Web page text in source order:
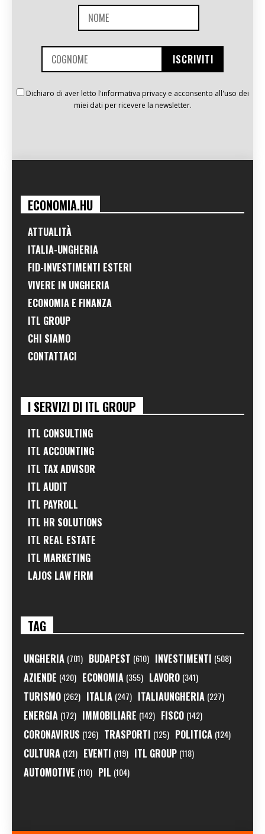
Dichiaro di aver letto l'informativa privacy e acconsento all'uso dei
miei dati per ricevere la newsletter.
ECONOMIA.HU
ATTUALITÀ
ITALIA-UNGHERIA
FID-INVESTIMENTI ESTERI
VIVERE IN UNGHERIA
ECONOMIA E FINANZA
ITL GROUP
CHI SIAMO
CONTATTACI
I SERVIZI DI ITL GROUP
ITL CONSULTING
ITL ACCOUNTING
ITL TAX ADVISOR
ITL AUDIT
ITL PAYROLL
ITL HR SOLUTIONS
ITL REAL ESTATE
ITL MARKETING
LAJOS LAW FIRM
TAG
UNGHERIA (701) BUDAPEST (610) INVESTIMENTI (508)
AZIENDE (420) ECONOMIA (355) LAVORO (341)
TURISMO (262) ITALIA (247) ITALIAUNGHERIA (227)
ENERGIA (172) IMMOBILIARE (142) FISCO (142)
CORONAVIRUS (126) TRASPORTI (125) POLITICA (124)
CULTURA (121) EVENTI (119) ITL GROUP (118)
AUTOMOTIVE (110) PIL (104)